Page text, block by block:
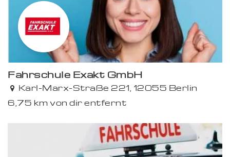
Fahr­schule Exakt GmbH
Karl-Marx-Straße 221, 12055 Ber­­lin
6,75 km von dir entfernt